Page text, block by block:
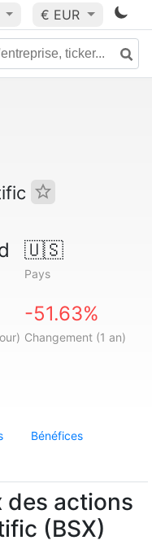
€ EUR
🇺🇸
Pays
-51.63%
Changement (1 an)
Bénéfices
des actions
(BSX)